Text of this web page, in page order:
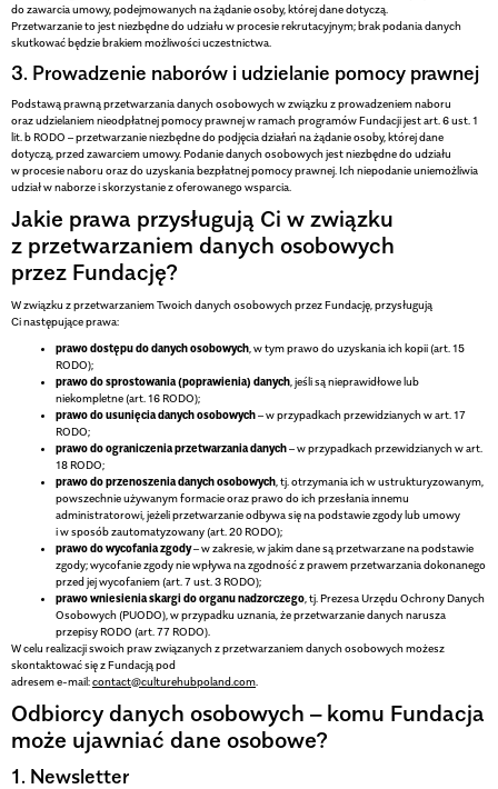
do zawarcia umowy, podejmowanych na żądanie osoby, której dane dotyczą.
Przetwarzanie to jest niezbędne do udziału w procesie rekrutacyjnym; brak podania danych
skutkować będzie brakiem możliwości uczestnictwa.
3. Prowadzenie naborów i udzielanie pomocy prawnej
Podstawą prawną przetwarzania danych osobowych w związku z prowadzeniem naboru
oraz udzielaniem nieodpłatnej pomocy prawnej w ramach programów Fundacji jest art. 6 ust. 1
lit. b RODO – przetwarzanie niezbędne do podjęcia działań na żądanie osoby, której dane
dotyczą, przed zawarciem umowy. Podanie danych osobowych jest niezbędne do udziału
w procesie naboru oraz do uzyskania bezpłatnej pomocy prawnej. Ich niepodanie uniemożliwia
udział w naborze i skorzystanie z oferowanego wsparcia.
Jakie prawa przysługują Ci w związku
z przetwarzaniem danych osobowych
przez Fundację?
W związku z przetwarzaniem Twoich danych osobowych przez Fundację, przysługują
Ci następujące prawa:
prawo dostępu do danych osobowych , w tym prawo do uzyskania ich kopii (art. 15
RODO);
prawo do sprostowania (poprawienia) danych , jeśli są nieprawidłowe lub
niekompletne (art. 16 RODO);
prawo do usunięcia danych osobowych– w przypadkach przewidzianych w art. 17
RODO;
prawo do ograniczenia przetwarzania danych– w przypadkach przewidzianych w art.
18 RODO;
prawo do przenoszenia danych osobowych , tj. otrzymania ich w ustrukturyzowanym,
powszechnie używanym formacie oraz prawo do ich przesłania innemu
administratorowi, jeżeli przetwarzanie odbywa się na podstawie zgody lub umowy
i w sposób zautomatyzowany (art. 20 RODO);
prawo do wycofania zgody– w zakresie, w jakim dane są przetwarzane na podstawie
zgody; wycofanie zgody nie wpływa na zgodność z prawem przetwarzania dokonanego
przed jej wycofaniem (art. 7 ust. 3 RODO);
prawo wniesienia skargi do organu nadzorczego , tj. Prezesa Urzędu Ochrony Danych
Osobowych (PUODO), w przypadku uznania, że przetwarzanie danych narusza
przepisy RODO (art. 77 RODO).
W celu realizacji swoich praw związanych z przetwarzaniem danych osobowych możesz
skontaktować się z Fundacją pod
adresem e-mail:contact@culturehubpoland.com
Odbiorcy danych osobowych – komu Fundacja
może ujawniać dane osobowe?
1. Newsletter